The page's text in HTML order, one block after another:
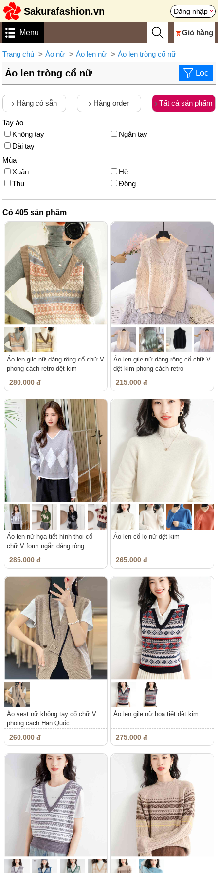
Sakurafashion.vn Đăng nhập
Menu Giỏ hàng
Trang chủ Áo nữ Áo len nữ Áo len tròng cổ nữ
Áo len tròng cổ nữ Lọc
Hàng có sẵn Hàng order Tất cả sản phẩm
Tay áo
Không tay
Ngắn tay
Dài tay
Mùa
Xuân
Hè
Thu
Đông
Có 405 sản phẩm
Áo len gile nữ dáng rộng cổ chữ V
phong cách retro dệt kim
280.000 đ
Áo len gile nữ dáng rộng cổ chữ V
dệt kim phong cách retro
215.000 đ
Áo len nữ họa tiết hình thoi cổ
chữ V form ngắn dáng rộng
285.000 đ
Áo len cổ lọ nữ dệt kim
265.000 đ
Áo vest nữ không tay cổ chữ V
phong cách Hàn Quốc
260.000 đ
Áo len gile nữ họa tiết dệt kim
275.000 đ